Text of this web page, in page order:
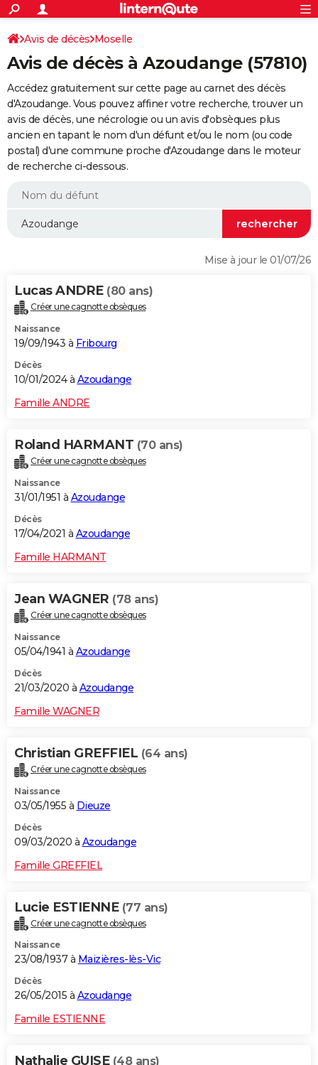
ACTUALITÉS
Politique
Société
Faits Divers
Education
Monde
Villes
+
SPORT
Coupe du monde 2026
Football
Tennis
Cyclisme
Rugby
Forum
Programme TV
TNT
Streaming
Cinéma
Sorties cinéma
Musique
+
FINANCE
Retraite
Impôts
Epargne
Immobilier
Risques naturels par ville
Banque
Assurance
Crédit
AUTO
Essais
Réserver un essai
Citadines
Berlines
SUV
Forum auto
+
HIGH-TECH
BRICOLAGE
WEEK-END
Alimentation
Guide de la santé
Maladies
Médicaments
Sommeil
VOYAGE
Destinations
City break
Voyage nature
Voyage de noces
Forum
Climat
+PHOTO
GUIDES D'ACHAT
Carte de Noël
Carte Bonne année
Carte Saint-Valentin
Carte Pâques
Carte d'anniversaire
DICTIONNAIRE
Dictionnaire
Biographies
Citations
Expressions
Proverbes
PROGRAMME TV
S'inscrire
Se connecter
Lycées
Collèges
Primaires
Universités
Entreprises
Service militaire
Avis de recherche
AVIS DE DÉCÈS
FORUM
Avis de décès Moselle
Avis de décès à Azoudange (57810)
Accédez gratuitement sur cette page au carnet des décès
d'Azoudange. Vous pouvez affiner votre recherche, trouver un
avis de décès, une nécrologie ou un avis d'obsèques plus
ancien en tapant le nom d'un défunt et/ou le nom (ou code
postal) d'une commune proche d'Azoudange dans le moteur
de recherche ci-dessous.
Mise à jour le 01/07/26
Lucas ANDRE (80 ans)
Créer une cagnotte obsèques
Naissance
19/09/1943 à Fribourg
Décès
10/01/2024 à Azoudange
Famille ANDRE
Roland HARMANT (70 ans)
Créer une cagnotte obsèques
Naissance
31/01/1951 à Azoudange
Décès
17/04/2021 à Azoudange
Famille HARMANT
Jean WAGNER (78 ans)
Créer une cagnotte obsèques
Naissance
05/04/1941 à Azoudange
Décès
21/03/2020 à Azoudange
Famille WAGNER
Christian GREFFIEL (64 ans)
Créer une cagnotte obsèques
Naissance
03/05/1955 à Dieuze
Décès
09/03/2020 à Azoudange
Famille GREFFIEL
Lucie ESTIENNE (77 ans)
Créer une cagnotte obsèques
Naissance
23/08/1937 à Maizières-lès-Vic
Décès
26/05/2015 à Azoudange
Famille ESTIENNE
Nathalie GUISE (48 ans)